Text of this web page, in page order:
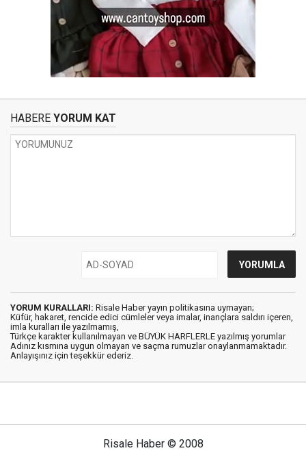
HABERE YORUM KAT
YORUM KURALLARI: Risale Haber yayın politikasına uymayan;
Küfür, hakaret, rencide edici cümleler veya imalar, inançlara saldırı içeren,
imla kuralları ile yazılmamış,
Türkçe karakter kullanılmayan ve BÜYÜK HARFLERLE yazılmış yorumlar
Adınız kısmına uygun olmayan ve saçma rumuzlar onaylanmamaktadır.
Anlayışınız için teşekkür ederiz.
Risale Haber © 2008